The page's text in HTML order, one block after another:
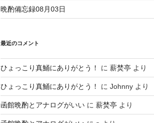
晩酌備忘録08月03日
最近のコメント
ひょっこり真鯒にありがとう！ に 薪焚亭 より
ひょっこり真鯒にありがとう！ に Johnny より
函館晩酌とアナログがいい に 薪焚亭 より